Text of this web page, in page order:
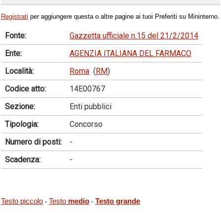
Registrati per aggiungere questa o altre pagine ai tuoi Preferiti su Mininterno.
Fonte:
Gazzetta ufficiale n.15 del 21/2/2014
Ente:
AGENZIA ITALIANA DEL FARMACO
Località:
Roma (RM)
Codice atto:
14E00767
Sezione:
Enti pubblici
Tipologia:
Concorso
Numero di posti:
-
Scadenza:
-
Testo piccolo - Testo medio - Testo grande